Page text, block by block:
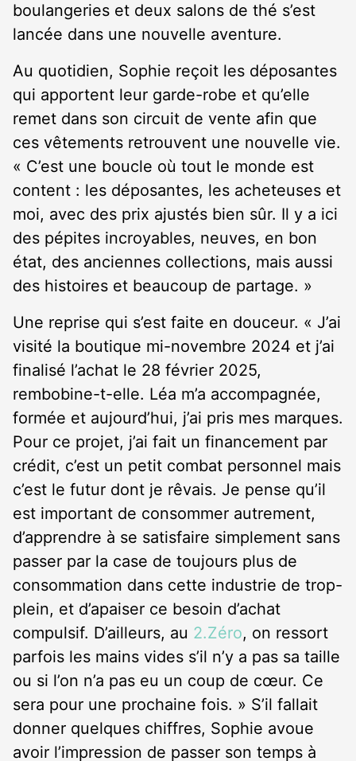
boulangeries et deux salons de thé s’est
lancée dans une nouvelle aventure.
Au quotidien, Sophie reçoit les déposantes
qui apportent leur garde-robe et qu’elle
remet dans son circuit de vente afin que
ces vêtements retrouvent une nouvelle vie.
« C’est une boucle où tout le monde est
content : les déposantes, les acheteuses et
moi, avec des prix ajustés bien sûr. Il y a ici
des pépites incroyables, neuves, en bon
état, des anciennes collections, mais aussi
des histoires et beaucoup de partage. »
Une reprise qui s’est faite en douceur. « J’ai
visité la boutique mi-novembre 2024 et j’ai
finalisé l’achat le 28 février 2025,
rembobine-t-elle. Léa m’a accompagnée,
formée et aujourd’hui, j’ai pris mes marques.
Pour ce projet, j’ai fait un financement par
crédit, c’est un petit combat personnel mais
c’est le futur dont je rêvais. Je pense qu’il
est important de consommer autrement,
d’apprendre à se satisfaire simplement sans
passer par la case de toujours plus de
consommation dans cette industrie de trop-
plein, et d’apaiser ce besoin d’achat
compulsif. D’ailleurs, au 2.Zéro, on ressort
parfois les mains vides s’il n’y a pas sa taille
ou si l’on n’a pas eu un coup de cœur. Ce
sera pour une prochaine fois. » S’il fallait
donner quelques chiffres, Sophie avoue
avoir l’impression de passer son temps à